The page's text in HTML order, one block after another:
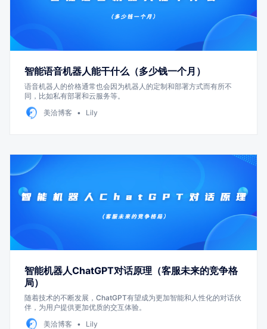
智能语音机器人能干什么（多少钱一个月）
语音机器人的价格通常也会因为机器人的定制和部署方式而有所不
同，比如私有部署和云服务等。
美洽博客
Lily
智能机器人ChatGPT对话原理（客服未来的竞争格
局）
随着技术的不断发展，ChatGPT有望成为更加智能和人性化的对话伙
伴，为用户提供更加优质的交互体验。
美洽博客
Lily